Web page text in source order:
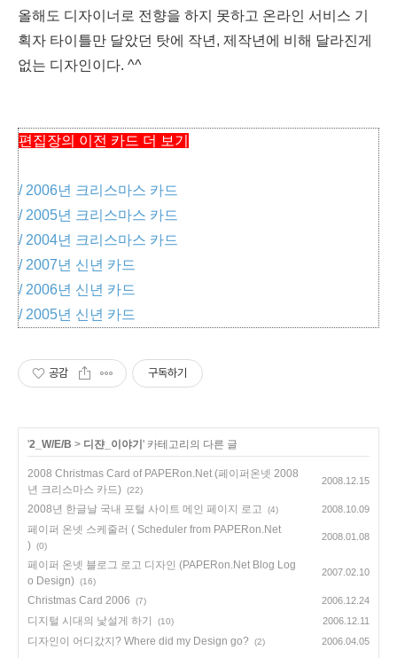
올해도 디자이너로 전향을 하지 못하고 온라인 서비스 기
획자 타이틀만 달았던 탓에 작년, 제작년에 비해 달라진게
없는 디자인이다. ^^
편집장의 이전 카드 더 보기
/ 2006년 크리스마스 카드
/ 2005년 크리스마스 카드
/ 2004년 크리스마스 카드
/ 2007년 신년 카드
/ 2006년 신년 카드
/ 2005년 신년 카드
공감 구독하기
'2_W/E/B > 디쟌_이야기 ' 카테고리의 다른 글
2008 Christmas Card of PAPERon.Net (페이퍼온넷 2008
년 크리스마스 카드) (22)
2008.12.15
2008년 한글날 국내 포털 사이트 메인 페이지 로고 (4) 2008.10.09
페이퍼 온넷 스케줄러 ( Scheduler from PAPERon.Net
) (0)
2008.01.08
페이퍼 온넷 블로그 로고 디자인 (PAPERon.Net Blog Log
o Design) (16)
2007.02.10
Christmas Card 2006 (7) 2006.12.24
디지털 시대의 낯설게 하기 (10) 2006.12.11
디자인이 어디갔지? Where did my Design go? (2) 2006.04.05